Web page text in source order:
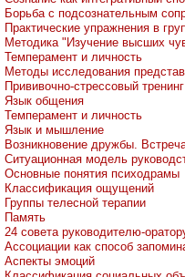
Борьба с подсознательным
Практические упражнения в
Методика "Изучение высших
Темперамент и личность
Методы исследования
Прививочно-стрессовый
Язык общения
Темперамент и личность
Язык и мышление
Возникновение дружбы.
Ситуационная модель
Основные понятия психодрамы
Классификация ощущений
Группы телесной терапии
Память
24 совета руководителю-
Ассоциации как способ
Аспекты эмоций